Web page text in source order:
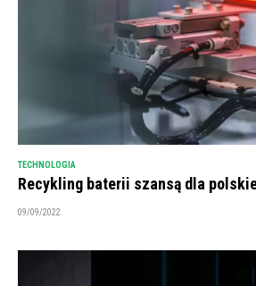
TECHNOLOGIA
Recykling baterii szansą dla
09/09/2022